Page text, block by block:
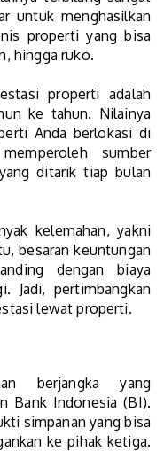
untuk menghasilkan
properti yang bisa
hingga ruko.
properti adalah
ke tahun. Nilainya
Anda berlokasi di
sumber
ditarik tiap bulan
kelemahan, yakni
besaran keuntungan
dengan biaya
Jadi, pertimbangkan
lewat properti.
berjangka yang
Bank Indonesia (BI).
simpanan yang bisa
ke pihak ketiga.